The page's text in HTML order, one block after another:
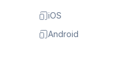
iOS
Android